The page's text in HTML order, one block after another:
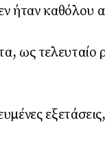
ήταν καθόλου
ως τελευταίο